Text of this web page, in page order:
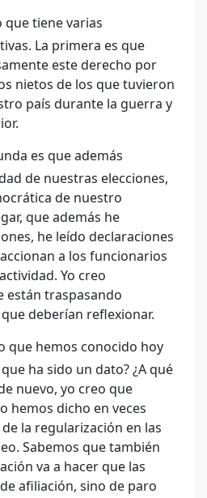
que tiene varias
La primera es que
este derecho por
nietos de los que tuvieron
país durante la guerra y
es que además
de nuestras elecciones,
de nuestro
que además he
he leído declaraciones
a los funcionarios
Yo creo
están traspasando
deberían reflexionar.
que hemos conocido hoy
ha sido un dato? ¿A qué
nuevo, yo creo que
hemos dicho en veces
la regularización en las
Sabemos que también
va a hacer que las
afiliación, sino de paro